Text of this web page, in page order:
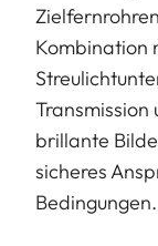
Kombination
brillante
sicheres
Bedingungen.